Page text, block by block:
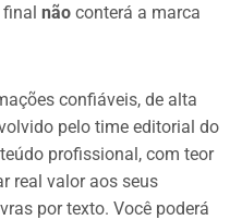
final não conterá a marca
confiáveis, de alta
pelo time editorial do
profissional, com teor
real valor aos seus
por texto. Você poderá